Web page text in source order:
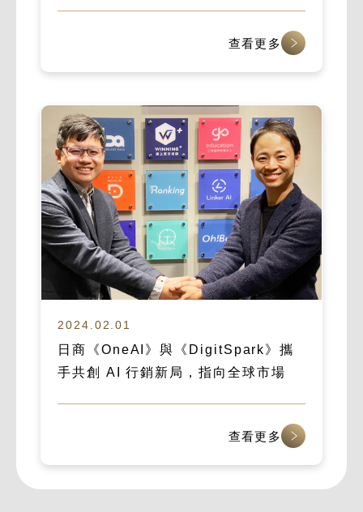
查看更多
2024.02.01
日商《OneAI》與《DigitSpark》攜
手共創 AI 行銷新局，指向全球市場
查看更多